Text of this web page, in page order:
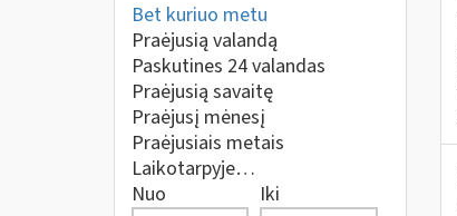
Bet kuriuo metu
Praėjusią valandą
Paskutines 24 valandas
Praėjusią savaitę
Praėjusį mėnesį
Praėjusiais metais
Laikotarpyje…
Nuo
Iki